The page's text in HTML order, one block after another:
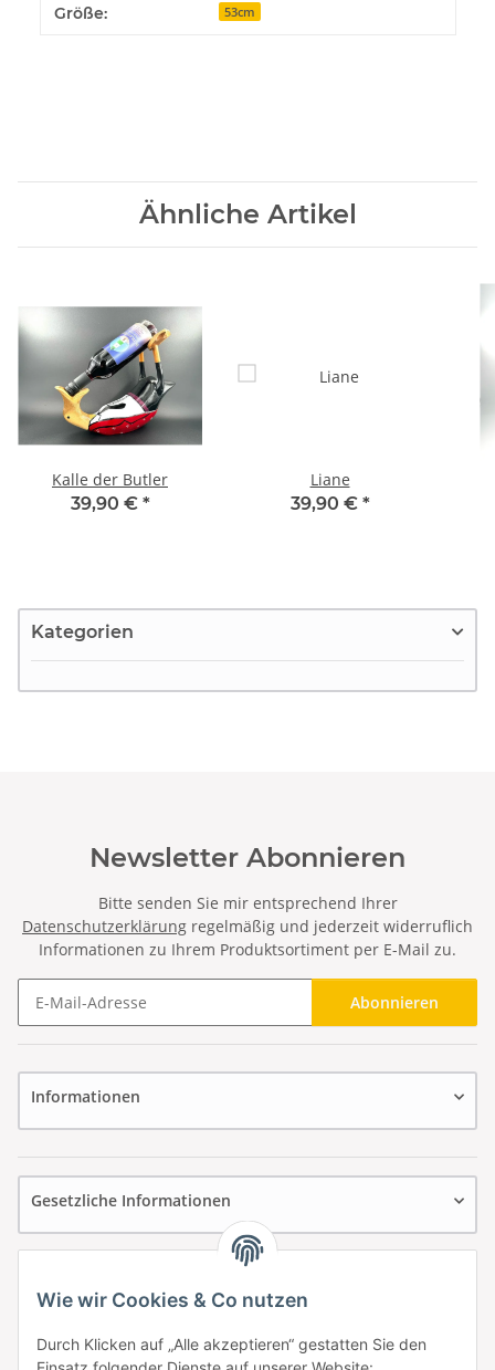
Wie wir Cookies & Co nutzen
Durch Klicken auf „Alle akzeptieren“ gestatten Sie den
Produkteigenschaft
Wert
Größe: 53cm
Ähnliche Artikel
Kalle der Butler
39,90 € *
Liane
39,90 € *
Kategorien
Newsletter Abonnieren
Bitte senden Sie mir entsprechend Ihrer
Datenschutzerklärung regelmäßig und jederzeit widerruflich
Informationen zu Ihrem Produktsortiment per E-Mail zu.
Abonnieren
Informationen
Gesetzliche Informationen